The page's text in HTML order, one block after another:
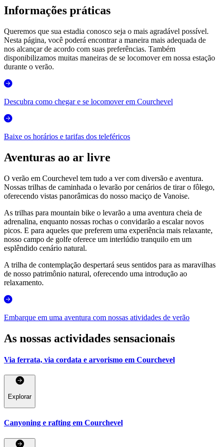
Informações práticas
Queremos que sua estadia conosco seja o mais agradável possível.
Nesta página, você poderá encontrar a maneira mais adequada de
nos alcançar de acordo com suas preferências. Também
disponibilizamos muitas maneiras de se locomover em nossa estação
durante o verão.
Descubra como chegar e se locomover em Courchevel
Baixe os horários e tarifas dos teleféricos
Aventuras ao ar livre
O verão em Courchevel tem tudo a ver com diversão e aventura.
Nossas trilhas de caminhada o levarão por cenários de tirar o fôlego,
oferecendo vistas panorâmicas do nosso maciço de Vanoise.
As trilhas para mountain bike o levarão a uma aventura cheia de
adrenalina, enquanto nossas rochas o convidarão a escalar novos
picos. E para aqueles que preferem uma experiência mais relaxante,
nosso campo de golfe oferece um interlúdio tranquilo em um
esplêndido cenário natural.
A trilha de contemplação despertará seus sentidos para as maravilhas
de nosso patrimônio natural, oferecendo uma introdução ao
relaxamento.
Embarque em uma aventura com nossas atividades de verão
As nossas actividades sensacionais
Via ferrata, via cordata e arvorismo em Courchevel
Explorar
Canyoning e rafting em Courchevel